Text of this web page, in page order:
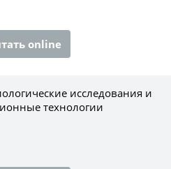
online
исследования и
технологии